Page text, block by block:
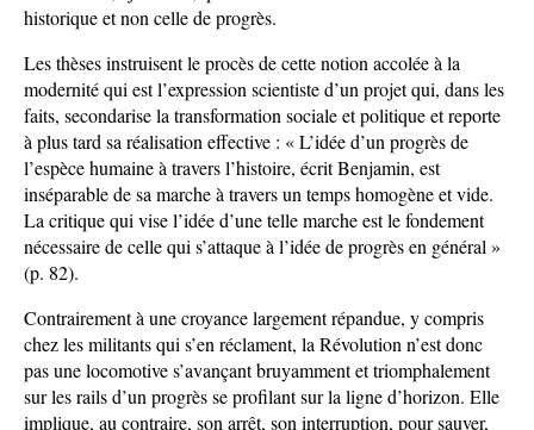
historique et non celle de progrès.
Les thèses instruisent le procès de cette notion accolée à la
modernité qui est l’expression scientiste d’un projet qui, dans les
faits, secondarise la transformation sociale et politique et reporte
à plus tard sa réalisation effective : « L’idée d’un progrès de
l’espèce humaine à travers l’histoire, écrit Benjamin, est
inséparable de sa marche à travers un temps homogène et vide.
La critique qui vise l’idée d’une telle marche est le fondement
nécessaire de celle qui s’attaque à l’idée de progrès en général »
(p. 82).
Contrairement à une croyance largement répandue, y compris
chez les militants qui s’en réclament, la Révolution n’est donc
pas une locomotive s’avançant bruyamment et triomphalement
sur les rails d’un progrès se profilant sur la ligne d’horizon. Elle
implique, au contraire, son arrêt, son interruption, pour sauver,